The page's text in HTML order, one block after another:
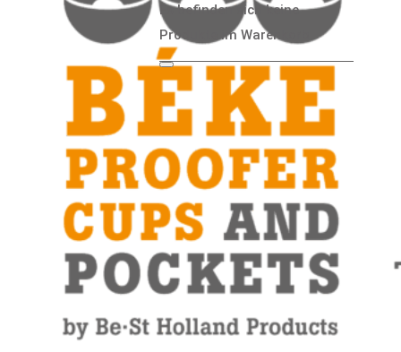
Es befinden sich keine
Produkte im Warenkorb.